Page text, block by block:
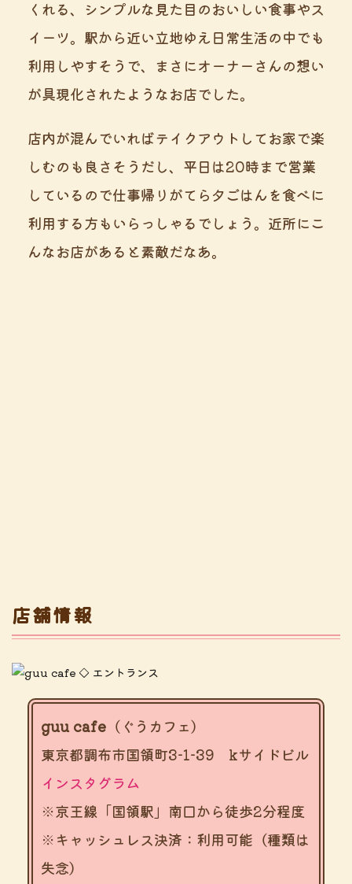
くれる、シンプルな見た目のおいしい食事やス
イーツ。駅から近い立地ゆえ日常生活の中でも
利用しやすそうで、まさにオーナーさんの想い
が具現化されたようなお店でした。
店内が混んでいればテイクアウトしてお家で楽
しむのも良さそうだし、平日は20時まで営業
しているので仕事帰りがてら夕ごはんを食べに
利用する方もいらっしゃるでしょう。近所にこ
んなお店があると素敵だなあ。
店舗情報
guu cafe （ぐうカフェ）
東京都調布市国領町3-1-39 kサイドビル
インスタグラム
※京王線「国領駅」南口から徒歩2分程度
※キャッシュレス決済：利用可能（種類は
失念）